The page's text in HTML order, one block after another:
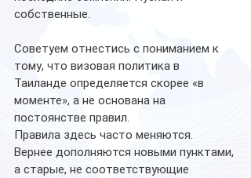
собственные.
Советуем отнестись с пониманием к
тому, что визовая политика в
Таиланде определяется скорее «в
моменте», а не основана на
постоянстве правил.
Правила здесь часто меняются.
Вернее дополняются новыми пунктами,
а старые, не соответствующие